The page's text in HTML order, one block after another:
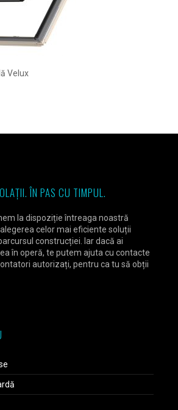
Velux
ÎN PAS CU TIMPUL.
la dispoziție întreaga noastră
celor mai eficiente soluții
construcției. Iar dacă ai
în operă, te putem ajuta cu contacte
autorizați, pentru ca tu să obții